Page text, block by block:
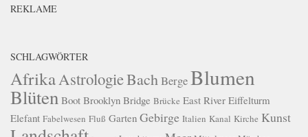
REKLAME
SCHLAGWÖRTER
AfrikaAstrologieBachBergeBlumen
Blüten Boot Brooklyn Bridge Brücke East River Eiffelturm
Elefant Fabelwesen Fluß Garten Gebirge Italien Kanal Kirche Kunst